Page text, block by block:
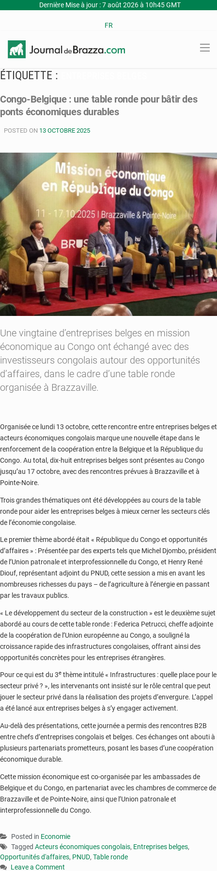
Dernière Mise à jour : 7 août 2026 à 10h45 GMT
FR
ÉTIQUETTE :
Congo-Belgique : une table ronde pour bâtir des
ponts économiques durables
POSTED ON 13 OCTOBRE 2025
Une vingtaine d’entreprises belges en mission
économique au Congo ont échangé avec des
investisseurs congolais autour des opportunités
d’affaires, dans le cadre d’une table ronde
organisée à Brazzaville.
Organisée ce lundi 13 octobre, cette rencontre entre entreprises belges et
acteurs économiques congolais marque une nouvelle étape dans le
renforcement de la coopération entre la Belgique et la République du
Congo. Au total, dix-huit entreprises belges sont présentes au Congo
jusqu’au 17 octobre, avec des rencontres prévues à Brazzaville et à
Pointe-Noire.
Trois grandes thématiques ont été développées au cours de la table
ronde pour aider les entreprises belges à mieux cerner les secteurs clés
de l’économie congolaise.
Le premier thème abordé était « République du Congo et opportunités
d’affaires » : Présentée par des experts tels que Michel Djombo, président
de l’Union patronale et interprofessionnelle du Congo, et Henry René
Diouf, représentant adjoint du PNUD, cette session a mis en avant les
nombreuses richesses du pays – de l’agriculture à l’énergie en passant
par les travaux publics.
« Le développement du secteur de la construction » est le deuxième sujet
abordé au cours de cette table ronde : Federica Petrucci, cheffe adjointe
de la coopération de l’Union européenne au Congo, a souligné la
croissance rapide des infrastructures congolaises, offrant ainsi des
opportunités concrètes pour les entreprises étrangères.
Pour ce qui est du 3e thème intitulé « Infrastructures : quelle place pour le
secteur privé ? », les intervenants ont insisté sur le rôle central que peut
jouer le secteur privé dans la réalisation des projets d’envergure. L’appel
a été lancé aux entreprises belges à s’y engager activement.
Au-delà des présentations, cette journée a permis des rencontres B2B
entre chefs d’entreprises congolais et belges. Ces échanges ont abouti à
plusieurs partenariats prometteurs, posant les bases d’une coopération
économique durable.
Cette mission économique est co-organisée par les ambassades de
Belgique et du Congo, en partenariat avec les chambres de commerce de
Brazzaville et de Pointe-Noire, ainsi que l’Union patronale et
interprofessionnelle du Congo.
Posted in Economie
Tagged Acteurs économiques congolais, Entreprises belges,
Opportunités d'affaires, PNUD, Table ronde
Leave a Comment